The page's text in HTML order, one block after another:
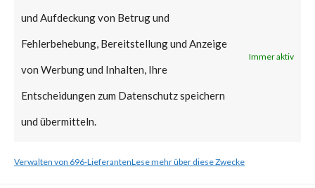
und Aufdeckung von Betrug und
Fehlerbehebung, Bereitstellung und Anzeige
von Werbung und Inhalten, Ihre
Entscheidungen zum Datenschutz speichern
und übermitteln.
Immer aktiv
Verwalten von 696-LieferantenLese mehr über diese Zwecke
According to the TP-Link
Advisory, The Archer AX21, if
linked to a TP-Link ID, will
automatically receive update
notifications in the web
Tether application. TP-Link